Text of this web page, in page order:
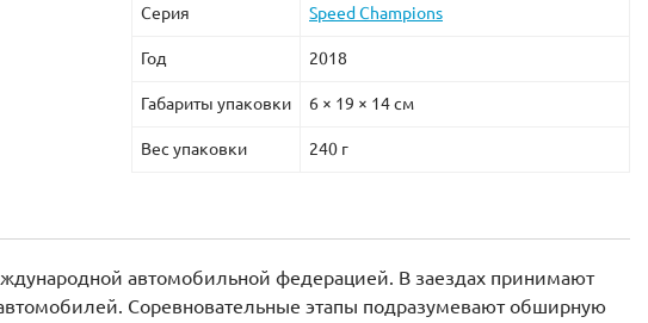
Серия Speed Champions
Год 2018
Габариты упаковки 6 × 19 × 14 см
Вес упаковки 240 г
автомобильной федерацией. В заездах принимают
Соревновательные этапы подразумевают обширную